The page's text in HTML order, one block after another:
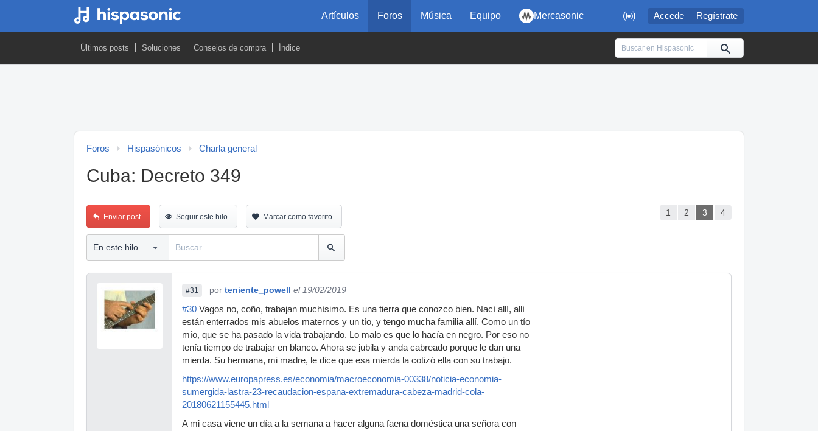
 Accede Regístrate
Artículos Foros Música Equipo Mercasonic
Últimos posts Soluciones Consejos de compra Índice
Foros Hispasónicos Charla general
Cuba: Decreto 349
1 2 3 4
Enviar post Seguir este hilo Marcar como favorito
#31 por teniente_powell el 19/02/2019
#30 Vagos no, coño, trabajan muchísimo. Es una tierra que conozco bien. Nací allí, allí
están enterrados mis abuelos maternos y un tío, y tengo mucha familia allí. Como un tío
mío, que se ha pasado la vida trabajando. Lo malo es que lo hacía en negro. Por eso no
tenía tiempo de trabajar en blanco. Ahora se jubila y anda cabreado porque le dan una
mierda. Su hermana, mi madre, le dice que esa mierda la cotizó ella con su trabajo.
https://www.europapress.es/economia/macroeconomia-00338/noticia-economia-
sumergida-lastra-23-recaudacion-espana-extremadura-cabeza-madrid-cola-
20180621155445.html
A mi casa viene un día a la semana a hacer alguna faena doméstica una señora con